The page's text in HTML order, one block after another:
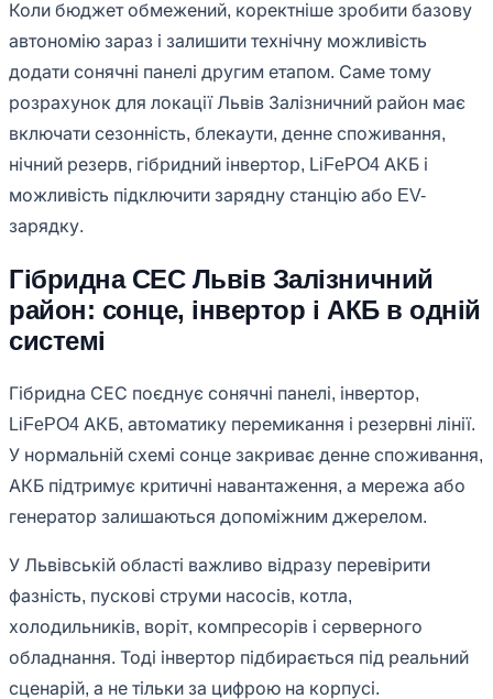
Коли бюджет обмежений, коректніше зробити базову
автономію зараз і залишити технічну можливість
додати сонячні панелі другим етапом. Саме тому
розрахунок для локації Львів Залізничний район має
включати сезонність, блекаути, денне споживання,
нічний резерв, гібридний інвертор, LiFePO4 АКБ і
можливість підключити зарядну станцію або EV-
зарядку.
Гібридна СЕС Львів Залізничний
район: сонце, інвертор і АКБ в одній
системі
Гібридна СЕС поєднує сонячні панелі, інвертор,
LiFePO4 АКБ, автоматику перемикання і резервні лінії.
У нормальній схемі сонце закриває денне споживання,
АКБ підтримує критичні навантаження, а мережа або
генератор залишаються допоміжним джерелом.
У Львівській області важливо відразу перевірити
фазність, пускові струми насосів, котла,
холодильників, воріт, компресорів і серверного
обладнання. Тоді інвертор підбирається під реальний
сценарій, а не тільки за цифрою на корпусі.